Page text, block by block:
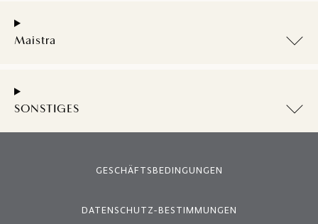
Maistra
SONSTIGES
GESCHÄFTSBEDINGUNGEN
DATENSCHUTZ-BESTIMMUNGEN